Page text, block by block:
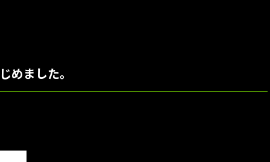
ました。